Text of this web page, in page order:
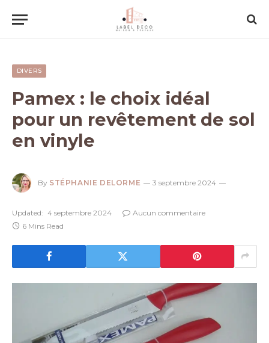
DIVERS
Pamex : le choix idéal
pour un revêtement de sol
en vinyle
By STÉPHANIE DELORME 3 septembre 2024
Updated: 4 septembre 2024
Aucun commentaire
6 Mins Read